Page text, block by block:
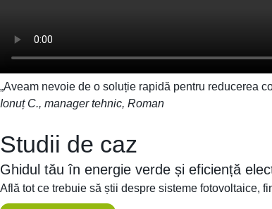
„Aveam nevoie de o soluție rapidă pentru reducerea
Ionuț C., manager tehnic, Roman
Studii de caz
Ghidul tău în energie verde și eficiență
Află tot ce trebuie să știi despre sisteme fotovoltaice,